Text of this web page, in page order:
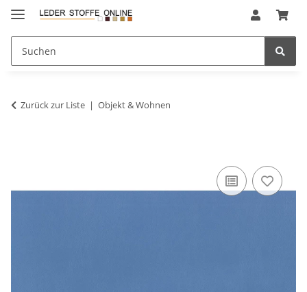
Zurück zur Liste Objekt & Wohnen